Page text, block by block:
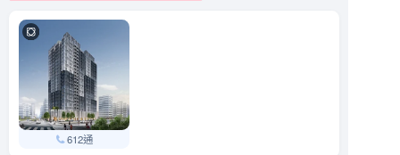
612通